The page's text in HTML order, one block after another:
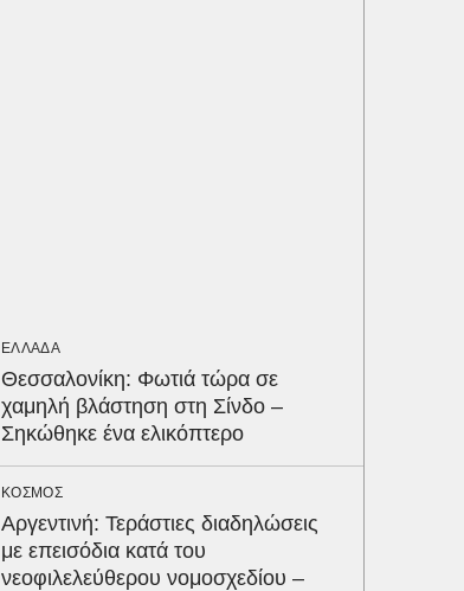
ΕΛΛΑΔΑ
Θεσσαλονίκη: Φωτιά τώρα σε
χαμηλή βλάστηση στη Σίνδο –
Σηκώθηκε ένα ελικόπτερο
ΚΟΣΜΟΣ
Αργεντινή: Τεράστιες διαδηλώσεις
με επεισόδια κατά του
νεοφιλελεύθερου νομοσχεδίου –